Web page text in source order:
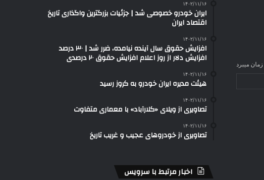
۱۴۰۲/۱۱/۱۶
ایران خودرو خصوصی شد | جزئیات بزرگترین واگذاری تاریخ
اقتصاد ایران
۱۴۰۲/۱۱/۱۶
افزایش حقوق سال آینده نیامده، ضرر شد | ۳۰ درصد
افزایش دلار از روز اعلام افزایش حقوق ۲۰ درصدی
۱۴۰۲/۱۱/۱۶
هیئت مدیره ایران خودرو به کروز رسید
۱۴۰۲/۱۱/۱۶
تصاویری از ویلای «کلارآباد» با معماری متفاوت
۱۴۰۲/۱۱/۱۶
تصاویری از خودروهای عجیب و غریب تاریخ
اخبار مرتبط با سرویس